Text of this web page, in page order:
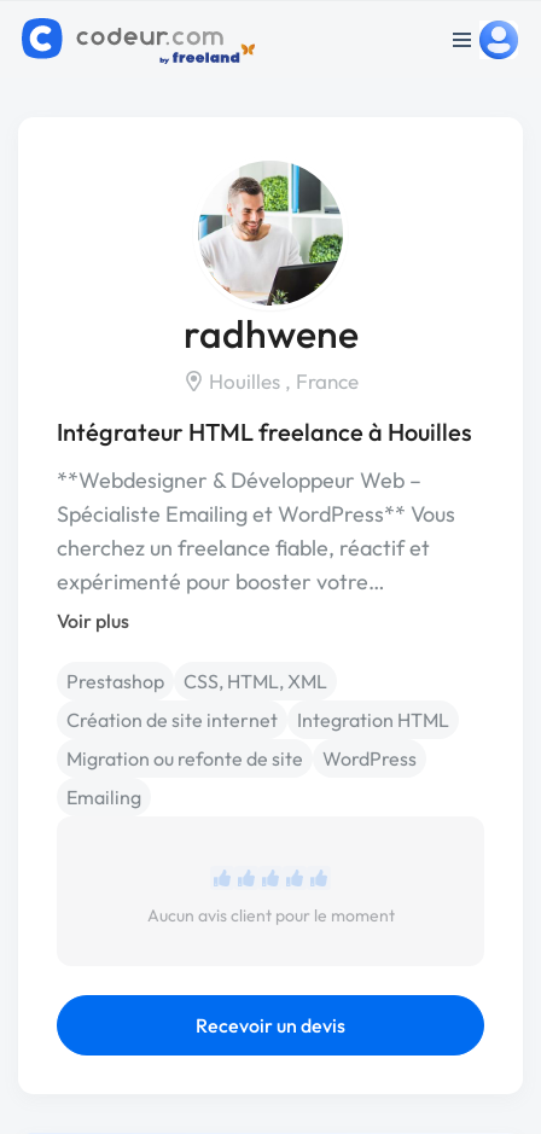
radhwene
Houilles , France
Intégrateur HTML freelance à Houilles
**Webdesigner & Développeur Web –
Spécialiste Emailing et WordPress** Vous
cherchez un freelance fiable, réactif et
expérimenté pour booster votre…
Voir plus
Prestashop
CSS, HTML, XML
Création de site internet
Integration HTML
Migration ou refonte de site
WordPress
Emailing
Aucun avis client pour le moment
Recevoir un devis